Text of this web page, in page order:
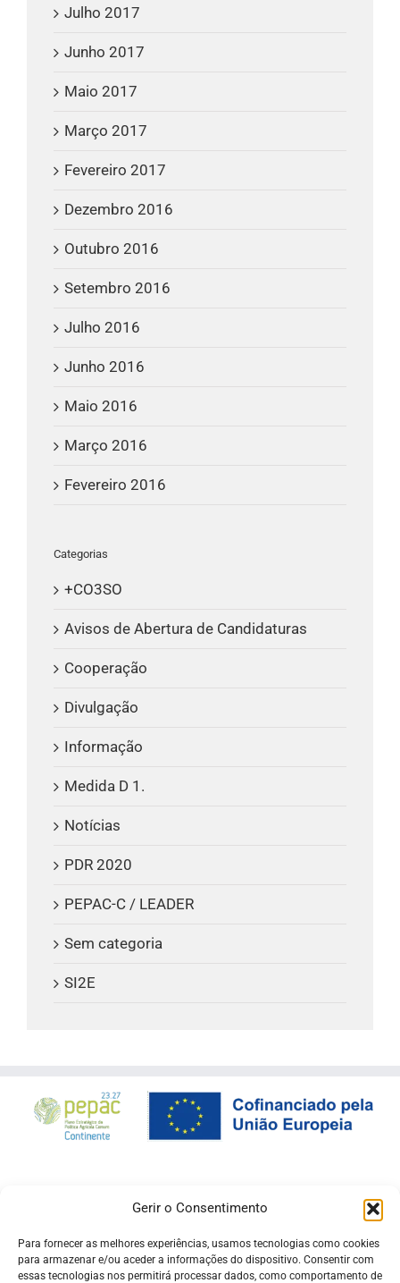
Gerir o Consentimento
Para fornecer as melhores experiências, usamos tecnologias como cookies
para armazenar e/ou aceder a informações do dispositivo. Consentir com
essas tecnologias nos permitirá processar dados, como comportamento de
Julho 2017
Junho 2017
Maio 2017
Março 2017
Fevereiro 2017
Dezembro 2016
Outubro 2016
Setembro 2016
Julho 2016
Junho 2016
Maio 2016
Março 2016
Fevereiro 2016
Categorias
+CO3SO
Avisos de Abertura de Candidaturas
Cooperação
Divulgação
Informação
Medida D 1.
Notícias
PDR 2020
PEPAC-C / LEADER
Sem categoria
SI2E